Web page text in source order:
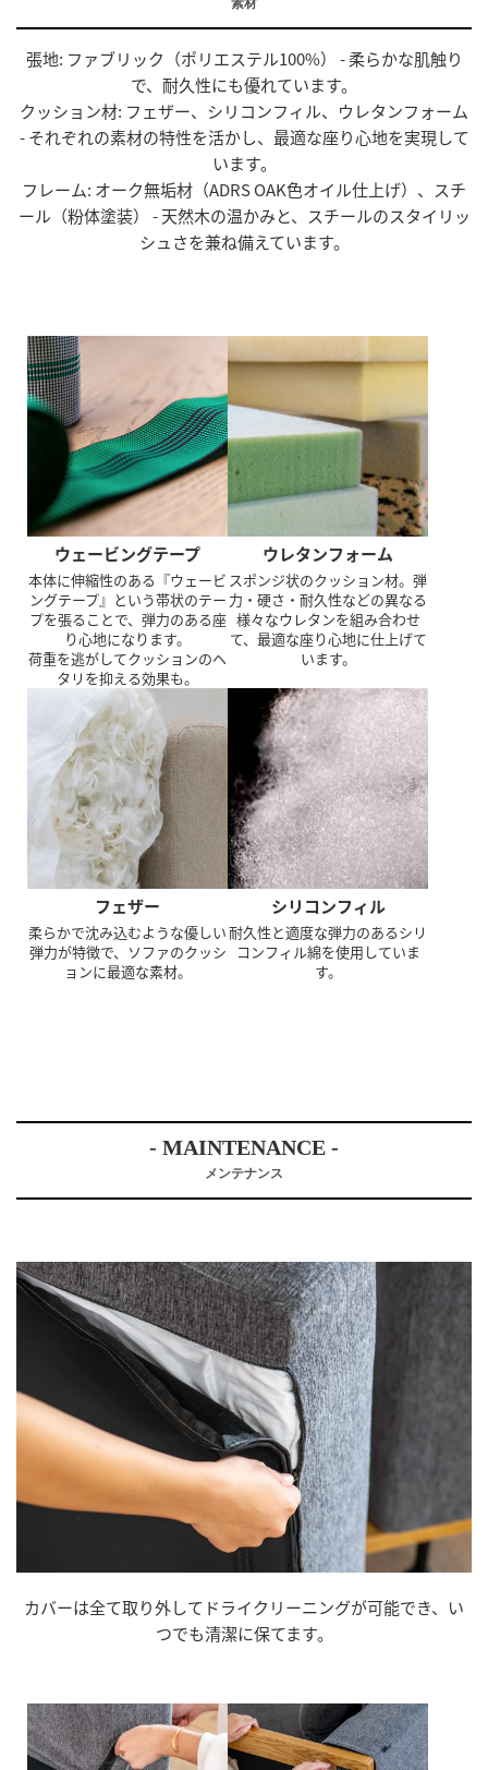
張地: ファブリック（ポリエステル100%） - 柔らかな肌触り
で、耐久性にも優れています。
クッション材: フェザー、シリコンフィル、ウレタンフォーム
- それぞれの素材の特性を活かし、最適な座り心地を実現して
います。
フレーム: オーク無垢材（ADRS OAK色オイル仕上げ）、スチ
ール（粉体塗装） - 天然木の温かみと、スチールのスタイリッ
シュさを兼ね備えています。
ウェービングテープ
本体に伸縮性のある『ウェービ
ングテープ』という帯状のテー
プを張ることで、弾力のある座
り心地になります。
荷重を逃がしてクッションのヘ
タリを抑える効果も。
ウレタンフォーム
スポンジ状のクッション材。弾
力・硬さ・耐久性などの異なる
様々なウレタンを組み合わせ
て、最適な座り心地に仕上げて
います。
フェザー
柔らかで沈み込むような優しい
弾力が特徴で、ソファのクッシ
ョンに最適な素材。
シリコンフィル
耐久性と適度な弾力のあるシリ
コンフィル綿を使用していま
す。
- MAINTENANCE -
メンテナンス
カバーは全て取り外してドライクリーニングが可能でき、い
つでも清潔に保てます。